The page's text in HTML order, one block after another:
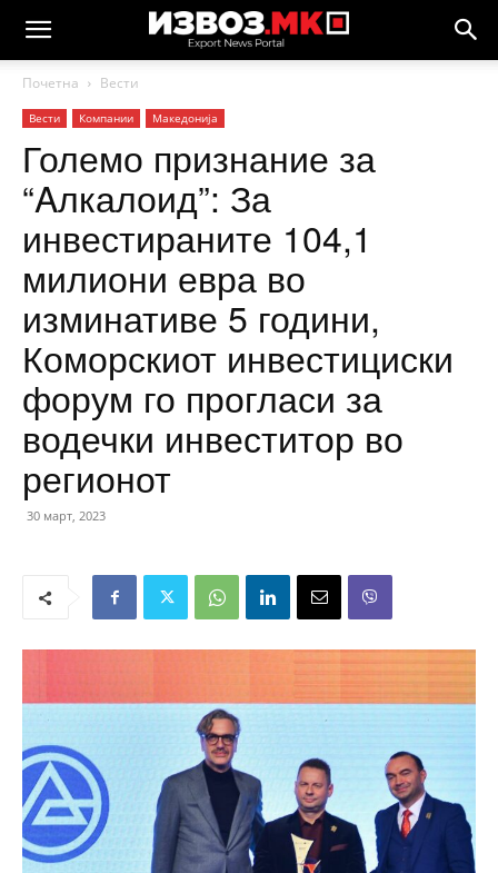
Почетна Вести
Вести Компании Македонија
Големо признание за
“Aлкалоид”: За
инвестираните 104,1
милиони евра во
изминативе 5 години,
Коморскиот инвестициски
форум го прогласи за
водечки инвеститор во
регионот
30 март, 2023